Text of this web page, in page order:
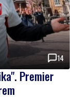
14
Premier